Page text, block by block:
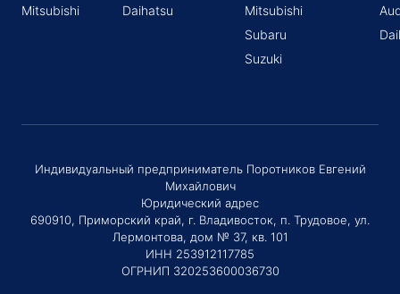
Mitsubishi
Daihatsu
Mitsubishi
Subaru
Suzuki
Индивидуальный предприниматель Поротников Евгений
Михайлович
Юридический адрес
690910, Приморский край, г. Владивосток, п. Трудовое, ул.
Лермонтова, дом № 37, кв. 101
ИНН 253912117785
ОГРНИП 320253600036730